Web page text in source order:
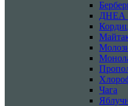
ДНЕА
Чага